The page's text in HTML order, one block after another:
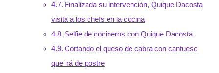
Finalizada su intervención, Quique Dacosta
visita a los chefs en la cocina
Selfie de cocineros con Quique Dacosta
Cortando el queso de cabra con cantueso
que irá de postre